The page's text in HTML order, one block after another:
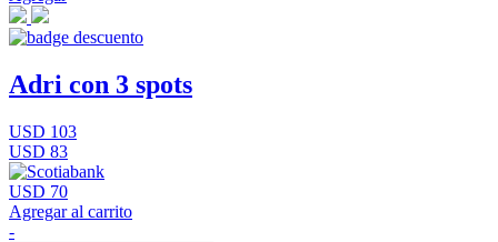
Adri con 3 spots
USD 103
USD 83
USD 70
Agregar al carrito
-